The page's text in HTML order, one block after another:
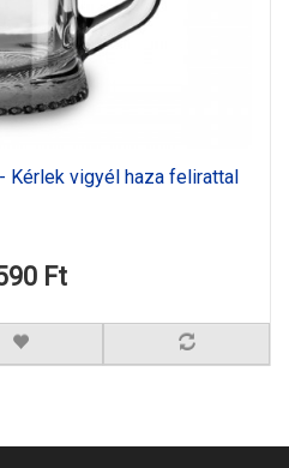
vigyél haza felirattal
Ft